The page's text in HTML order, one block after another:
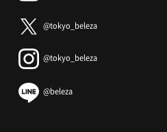
@tokyo_beleza
@tokyo_beleza
@beleza